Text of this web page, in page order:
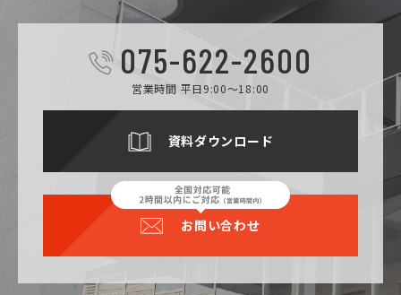
075-622-2600
営業時間 平日9:00～18:00
資料ダウンロード
お問い合わせ